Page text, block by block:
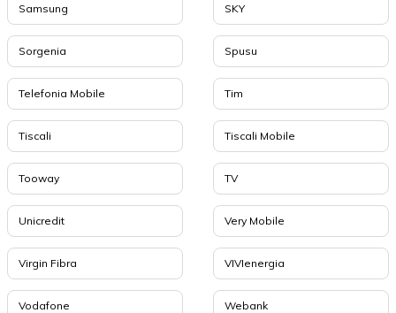
Samsung SKY
Sorgenia Spusu
Telefonia Mobile Tim
Tiscali Tiscali Mobile
Tooway TV
Unicredit Very Mobile
Virgin Fibra VIVIenergia
Vodafone Webank